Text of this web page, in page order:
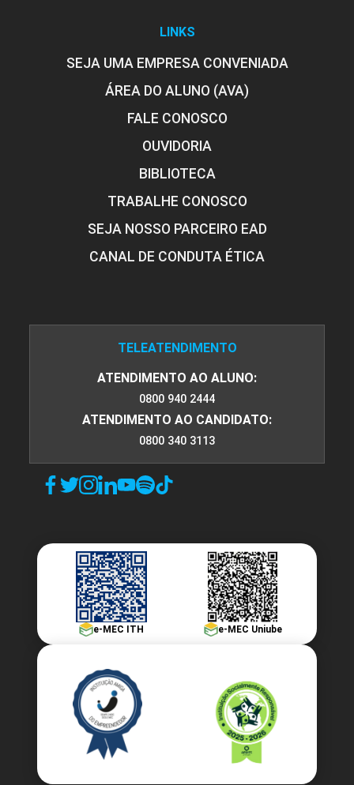
LINKS
SEJA UMA EMPRESA CONVENIADA
ÁREA DO ALUNO (AVA)
FALE CONOSCO
OUVIDORIA
BIBLIOTECA
TRABALHE CONOSCO
SEJA NOSSO PARCEIRO EAD
CANAL DE CONDUTA ÉTICA
TELEATENDIMENTO
ATENDIMENTO AO ALUNO:
0800 940 2444
ATENDIMENTO AO CANDIDATO:
0800 340 3113
e-MEC ITH e-MEC Uniube